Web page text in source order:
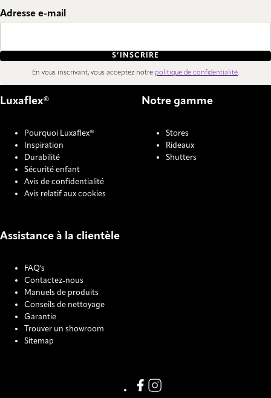
Adresse e-mail
S’INSCRIRE
En vous inscrivant, vous acceptez notre politique de confidentialité.
Luxaflex®
Pourquoi Luxaflex®
Inspiration
Durabilité
Sécurité enfant
Avis de confidentialité
Avis relatif aux cookies
Notre gamme
Stores
Rideaux
Shutters
Assistance à la clientèle
FAQ's
Contactez-nous
Manuels de produits
Conseils de nettoyage
Garantie
Trouver un showroom
Sitemap
Link missing Display text from
Link missing Display text